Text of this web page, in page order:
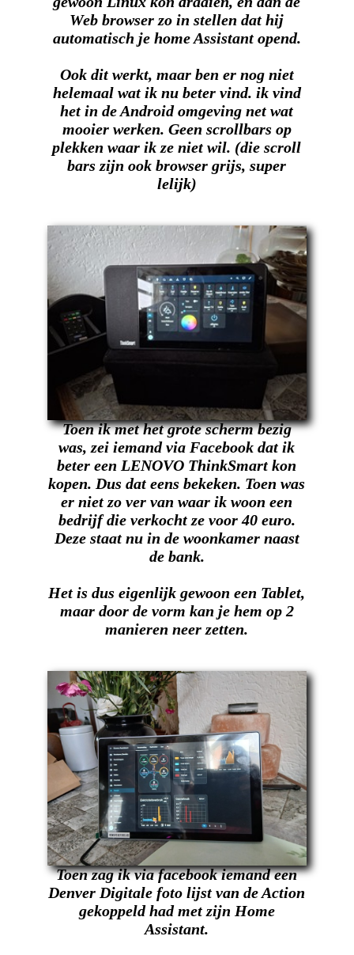
Web browser zo in stellen dat hij
automatisch je home Assistant opend.
Ook dit werkt, maar ben er nog niet
helemaal wat ik nu beter vind. ik vind
het in de Android omgeving net wat
mooier werken. Geen scrollbars op
plekken waar ik ze niet wil. (die scroll
bars zijn ook browser grijs, super
lelijk)
Toen ik met het grote scherm bezig
was, zei iemand via Facebook dat ik
beter een LENOVO ThinkSmart kon
kopen. Dus dat eens bekeken. Toen was
er niet zo ver van waar ik woon een
bedrijf die verkocht ze voor 40 euro.
Deze staat nu in de woonkamer naast
de bank.
Het is dus eigenlijk gewoon een Tablet,
maar door de vorm kan je hem op 2
manieren neer zetten.
Toen zag ik via facebook iemand een
Denver Digitale foto lijst van de Action
gekoppeld had met zijn Home
Assistant.